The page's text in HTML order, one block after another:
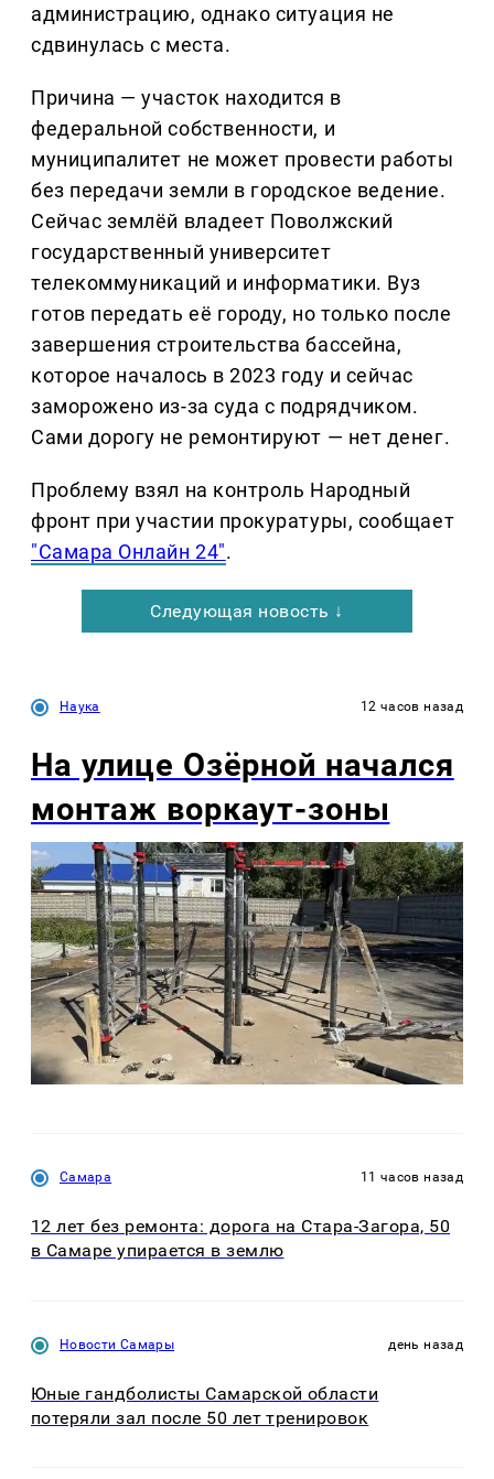
администрацию, однако ситуация не
сдвинулась с места.
Причина — участок находится в
федеральной собственности, и
муниципалитет не может провести работы
без передачи земли в городское ведение.
Сейчас землёй владеет Поволжский
государственный университет
телекоммуникаций и информатики. Вуз
готов передать её городу, но только после
завершения строительства бассейна,
которое началось в 2023 году и сейчас
заморожено из-за суда с подрядчиком.
Сами дорогу не ремонтируют — нет денег.
Проблему взял на контроль Народный
фронт при участии прокуратуры, сообщает
"Самара Онлайн 24".
Следующая новость ↓
Наука 12 часов назад
На улице Озëрной начался
монтаж воркаут-зоны
Самара 11 часов назад
12 лет без ремонта: дорога на Стара-Загора, 50
в Самаре упирается в землю
Новости Самары день назад
Юные гандболисты Самарской области
потеряли зал после 50 лет тренировок